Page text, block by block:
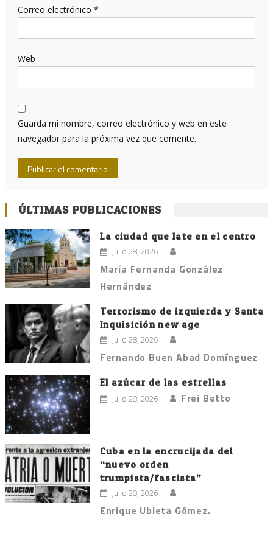
Correo electrónico *
Web
Guarda mi nombre, correo electrónico y web en este
navegador para la próxima vez que comente.
ÚLTIMAS PUBLICACIONES
La ciudad que late en el centro
julio 28, 2026
María Fernanda González
Hernández
Terrorismo de izquierda y Santa
Inquisición new age
julio 28, 2026
Fernando Buen Abad Domínguez
El azúcar de las estrellas
julio 28, 2026 Frei Betto
Cuba en la encrucijada del
“nuevo orden
trumpista/fascista”
julio 28, 2026
Enrique Ubieta Gómez.